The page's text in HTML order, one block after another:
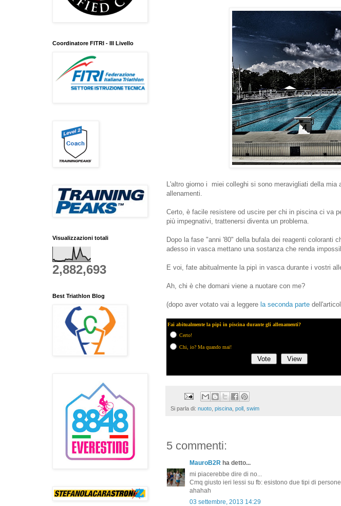
L'altro giorno i miei colleghi si sono meravigliati della
allenamenti.
Certo, è facile resistere od uscire per chi in piscina ci va
più impegnativi, trattenersi diventa un problema.
Dopo la fase "anni '80" della bufala dei reagenti coloranti
adesso in vasca mettano una sostanza che renda
E voi, fate abitualmente la pipì in vasca durante i vostri
Ah, chi è che domani viene a nuotare con me?
(dopo aver votato vai a leggere la seconda parte
Fai abitualmente la pipì in piscina durante gli allenamenti?
Certo!
Chi, io? Ma quando mai!
Si parla di: nuoto piscina poll swim
5 commenti:
MauroB2R ha detto...
mi piacerebbe dire di no...
Cmq giusto ieri lessi su fb: esistono due tipi di
ahahah
03 settembre, 2013 14:29
Coordinatore FITRI - III Livello
Visualizzazioni totali
2,882,693
Best Triathlon Blog